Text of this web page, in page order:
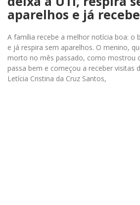
aparelhos e já
A família recebe a melhor notícia boa: o
e já respira sem aparelhos. O menino,
morto no mês passado, como mostrou
passa bem e começou a receber visitas
Letícia Cristina da Cruz Santos,